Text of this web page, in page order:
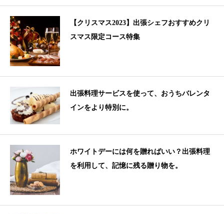
【クリスマス2023】出張シェフおすすめクリ
スマス限定コース特集
出張料理サービスを使って、おうちバレンタ
インをより特別に。
ホワイトデーには何を贈ればいい？出張料理
を利用して、記憶に残る贈り物を。